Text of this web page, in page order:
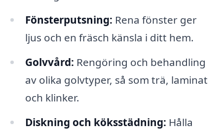
Fönsterputsning: Rena fönster ger
ljus och en fräsch känsla i ditt hem.
Golvvård: Rengöring och behandling
av olika golvtyper, så som trä, laminat
och klinker.
Diskning och köksstädning: Hålla